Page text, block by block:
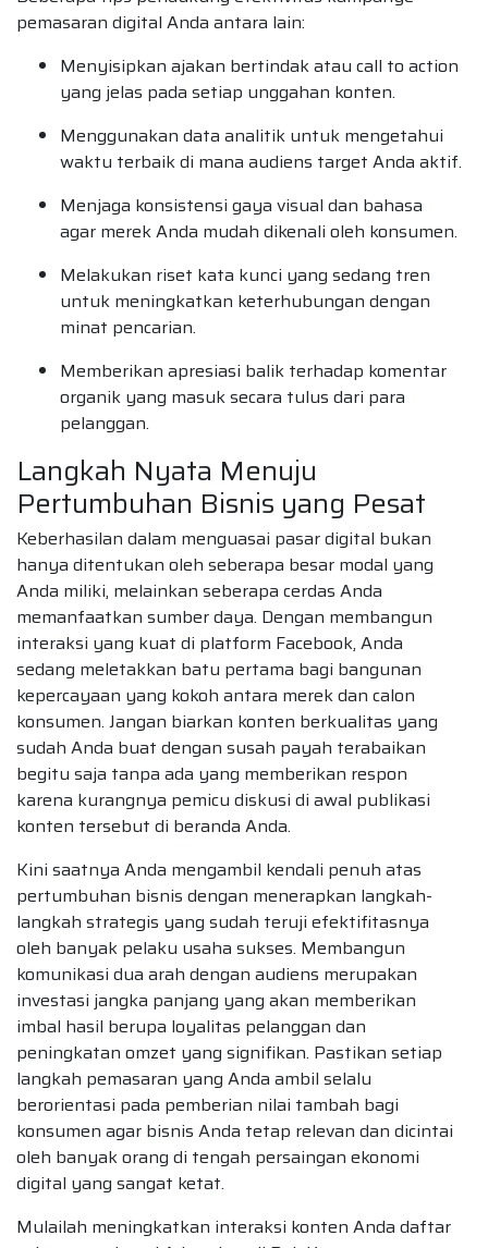
pemasaran digital Anda antara lain:
Menyisipkan ajakan bertindak atau call to action
yang jelas pada setiap unggahan konten.
Menggunakan data analitik untuk mengetahui
waktu terbaik di mana audiens target Anda aktif.
Menjaga konsistensi gaya visual dan bahasa
agar merek Anda mudah dikenali oleh konsumen.
Melakukan riset kata kunci yang sedang tren
untuk meningkatkan keterhubungan dengan
minat pencarian.
Memberikan apresiasi balik terhadap komentar
organik yang masuk secara tulus dari para
pelanggan.
Langkah Nyata Menuju
Pertumbuhan Bisnis yang Pesat
Keberhasilan dalam menguasai pasar digital bukan
hanya ditentukan oleh seberapa besar modal yang
Anda miliki, melainkan seberapa cerdas Anda
memanfaatkan sumber daya. Dengan membangun
interaksi yang kuat di platform Facebook, Anda
sedang meletakkan batu pertama bagi bangunan
kepercayaan yang kokoh antara merek dan calon
konsumen. Jangan biarkan konten berkualitas yang
sudah Anda buat dengan susah payah terabaikan
begitu saja tanpa ada yang memberikan respon
karena kurangnya pemicu diskusi di awal publikasi
konten tersebut di beranda Anda.
Kini saatnya Anda mengambil kendali penuh atas
pertumbuhan bisnis dengan menerapkan langkah-
langkah strategis yang sudah teruji efektifitasnya
oleh banyak pelaku usaha sukses. Membangun
komunikasi dua arah dengan audiens merupakan
investasi jangka panjang yang akan memberikan
imbal hasil berupa loyalitas pelanggan dan
peningkatan omzet yang signifikan. Pastikan setiap
langkah pemasaran yang Anda ambil selalu
berorientasi pada pemberian nilai tambah bagi
konsumen agar bisnis Anda tetap relevan dan dicintai
oleh banyak orang di tengah persaingan ekonomi
digital yang sangat ketat.
Mulailah meningkatkan interaksi konten Anda daftar